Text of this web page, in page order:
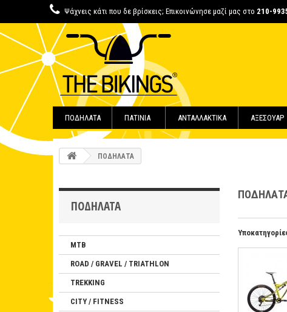
Ψάχνεις κάτι που δε βρίσκεις; Επικοινώνησε μαζί μας στο 210-
ΠΟΔΗΛΑΤΑ ΠΑΤΙΝΙΑ ΑΝΤΑΛΛΑΚΤΙΚΑ ΑΞΕΣΟΥΑΡ
ΠΟΔΗΛΑΤΑ
ΠΟΔΗΛΑΤΑ
MTB
ROAD / GRAVEL / TRIATHLON
TREKKING
CITY / FITNESS